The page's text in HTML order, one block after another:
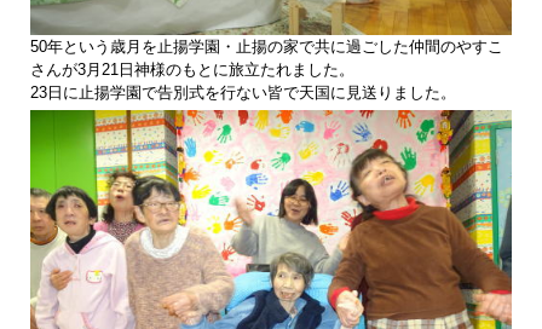
50年という歳月を止揚学園・止揚の家で共に過ごした仲間のやすこ
さんが3月21日神様のもとに旅立たれました。
23日に止揚学園で告別式を行ない皆で天国に見送りました。